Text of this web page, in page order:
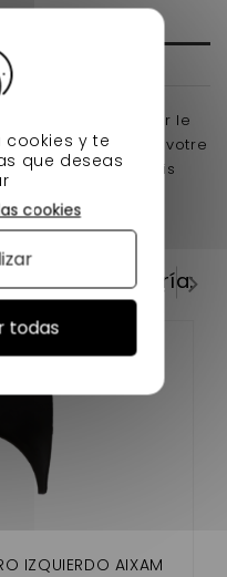
produit qui va sur le
droit sur votre
voiture sans permis
de la VSP!!!
misma categoría:
IZQUIERDO AIXAM
cookies y te
que deseas
todas
cookies